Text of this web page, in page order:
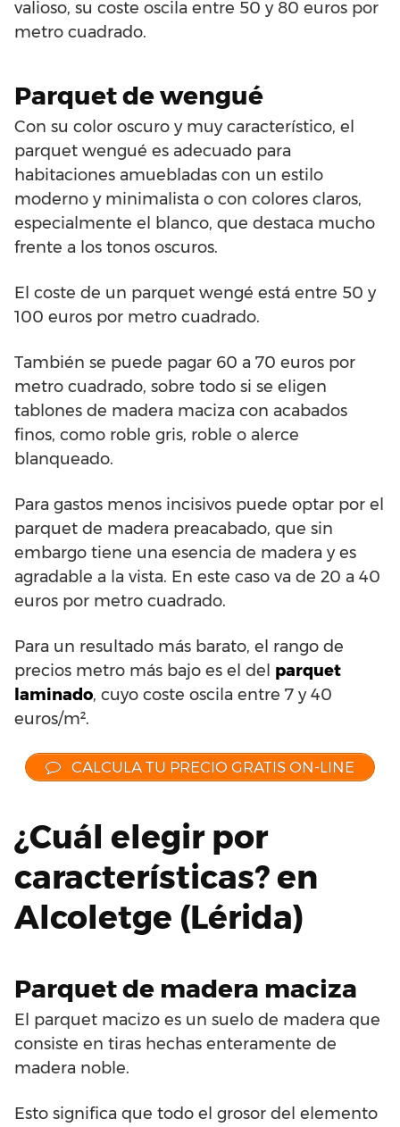
valioso, su coste oscila entre 50 y 80 euros por
metro cuadrado.
Parquet de wengué
Con su color oscuro y muy característico, el
parquet wengué es adecuado para
habitaciones amuebladas con un estilo
moderno y minimalista o con colores claros,
especialmente el blanco, que destaca mucho
frente a los tonos oscuros.
El coste de un parquet wengé está entre 50 y
100 euros por metro cuadrado.
También se puede pagar 60 a 70 euros por
metro cuadrado, sobre todo si se eligen
tablones de madera maciza con acabados
finos, como roble gris, roble o alerce
blanqueado.
Para gastos menos incisivos puede optar por el
parquet de madera preacabado, que sin
embargo tiene una esencia de madera y es
agradable a la vista. En este caso va de 20 a 40
euros por metro cuadrado.
Para un resultado más barato, el rango de
precios metro más bajo es el del parquet
laminado, cuyo coste oscila entre 7 y 40
euros/m².
CALCULA TU PRECIO GRATIS ON-LINE
¿Cuál elegir por
características? en
Alcoletge (Lérida)
Parquet de madera maciza
El parquet macizo es un suelo de madera que
consiste en tiras hechas enteramente de
madera noble.
Esto significa que todo el grosor del elemento